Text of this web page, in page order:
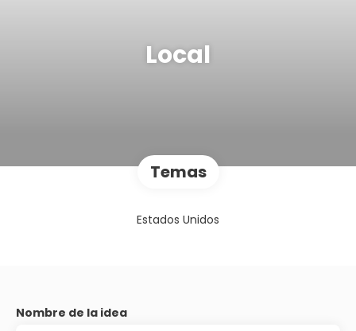
Local
Temas
Estados Unidos
Nombre de la idea